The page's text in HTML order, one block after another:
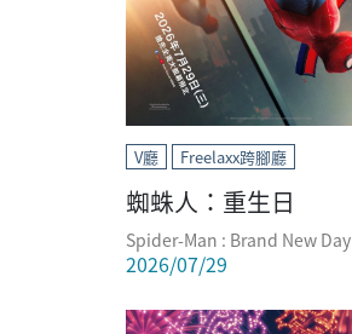
V廳 Freelaxx跨腳廳
蜘蛛人：重生日
Spider-Man : Brand New Day
2026/07/29